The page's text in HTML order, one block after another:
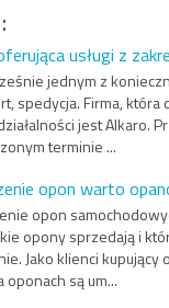
usługi z
jednym z
spedycja. Firma,
jest Alkaro.
terminie ...
opon warto
opon
opony sprzedają i
Jako klienci
oponach są um...